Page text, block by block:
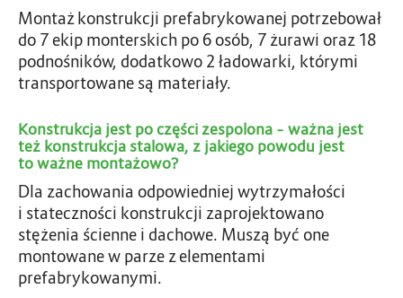
Montaż konstrukcji prefabrykowanej potrzebował
do 7 ekip monterskich po 6 osób, 7 żurawi oraz 18
podnośników, dodatkowo 2 ładowarki, którymi
transportowane są materiały.
Konstrukcja jest po części zespolona – ważna jest
też konstrukcja stalowa, z jakiego powodu jest
to ważne montażowo?
Dla zachowania odpowiedniej wytrzymałości
i stateczności konstrukcji zaprojektowano
stężenia ścienne i dachowe. Muszą być one
montowane w parze z elementami
prefabrykowanymi.